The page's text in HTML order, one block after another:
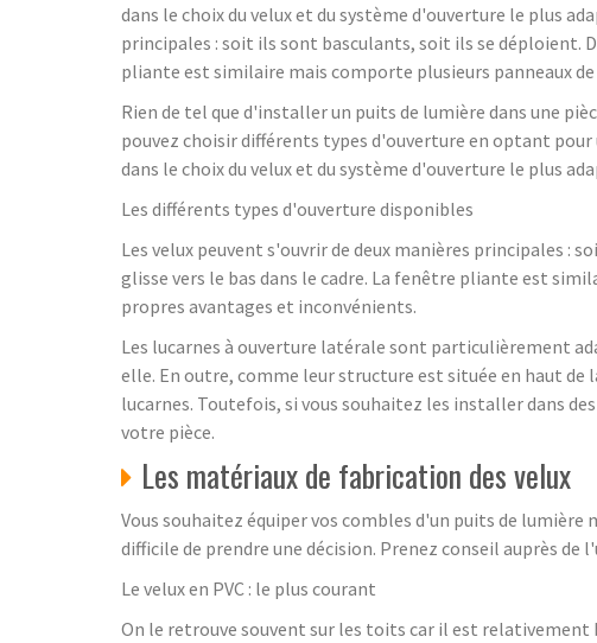
dans le choix du velux et du système d'ouverture le plus
principales : soit ils sont basculants, soit ils se déploient.
pliante est similaire mais comporte plusieurs panneaux
Rien de tel que d'installer un puits de lumière dans une
pouvez choisir différents types d'ouverture en optant
dans le choix du velux et du système d'ouverture le plus
Les différents types d'ouverture disponibles
Les velux peuvent s'ouvrir de deux manières principales :
glisse vers le bas dans le cadre. La fenêtre pliante est
propres avantages et inconvénients.
Les lucarnes à ouverture latérale sont particulièrement
elle. En outre, comme leur structure est située en haut
lucarnes. Toutefois, si vous souhaitez les installer dans
votre pièce.
Les matériaux de fabrication des velux
Vous souhaitez équiper vos combles d'un puits de lumière
difficile de prendre une décision. Prenez conseil auprès de
Le velux en PVC : le plus courant
On le retrouve souvent sur les toits car il est relativement